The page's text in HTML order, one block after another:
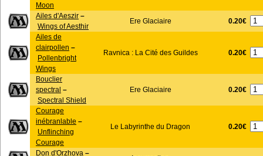
Moon
Ailes d'Aeszir –
Wings of Aesthir
Ere Glaciaire 0.20€
Ailes de
clairpollen –
Pollenbright
Wings
Ravnica : La Cité des Guildes 0.20€
Bouclier
spectral –
Spectral Shield
Ere Glaciaire 0.20€
Courage
inébranlable –
Unflinching
Courage
Le Labyrinthe du Dragon 0.20€
Don d'Orzhova –